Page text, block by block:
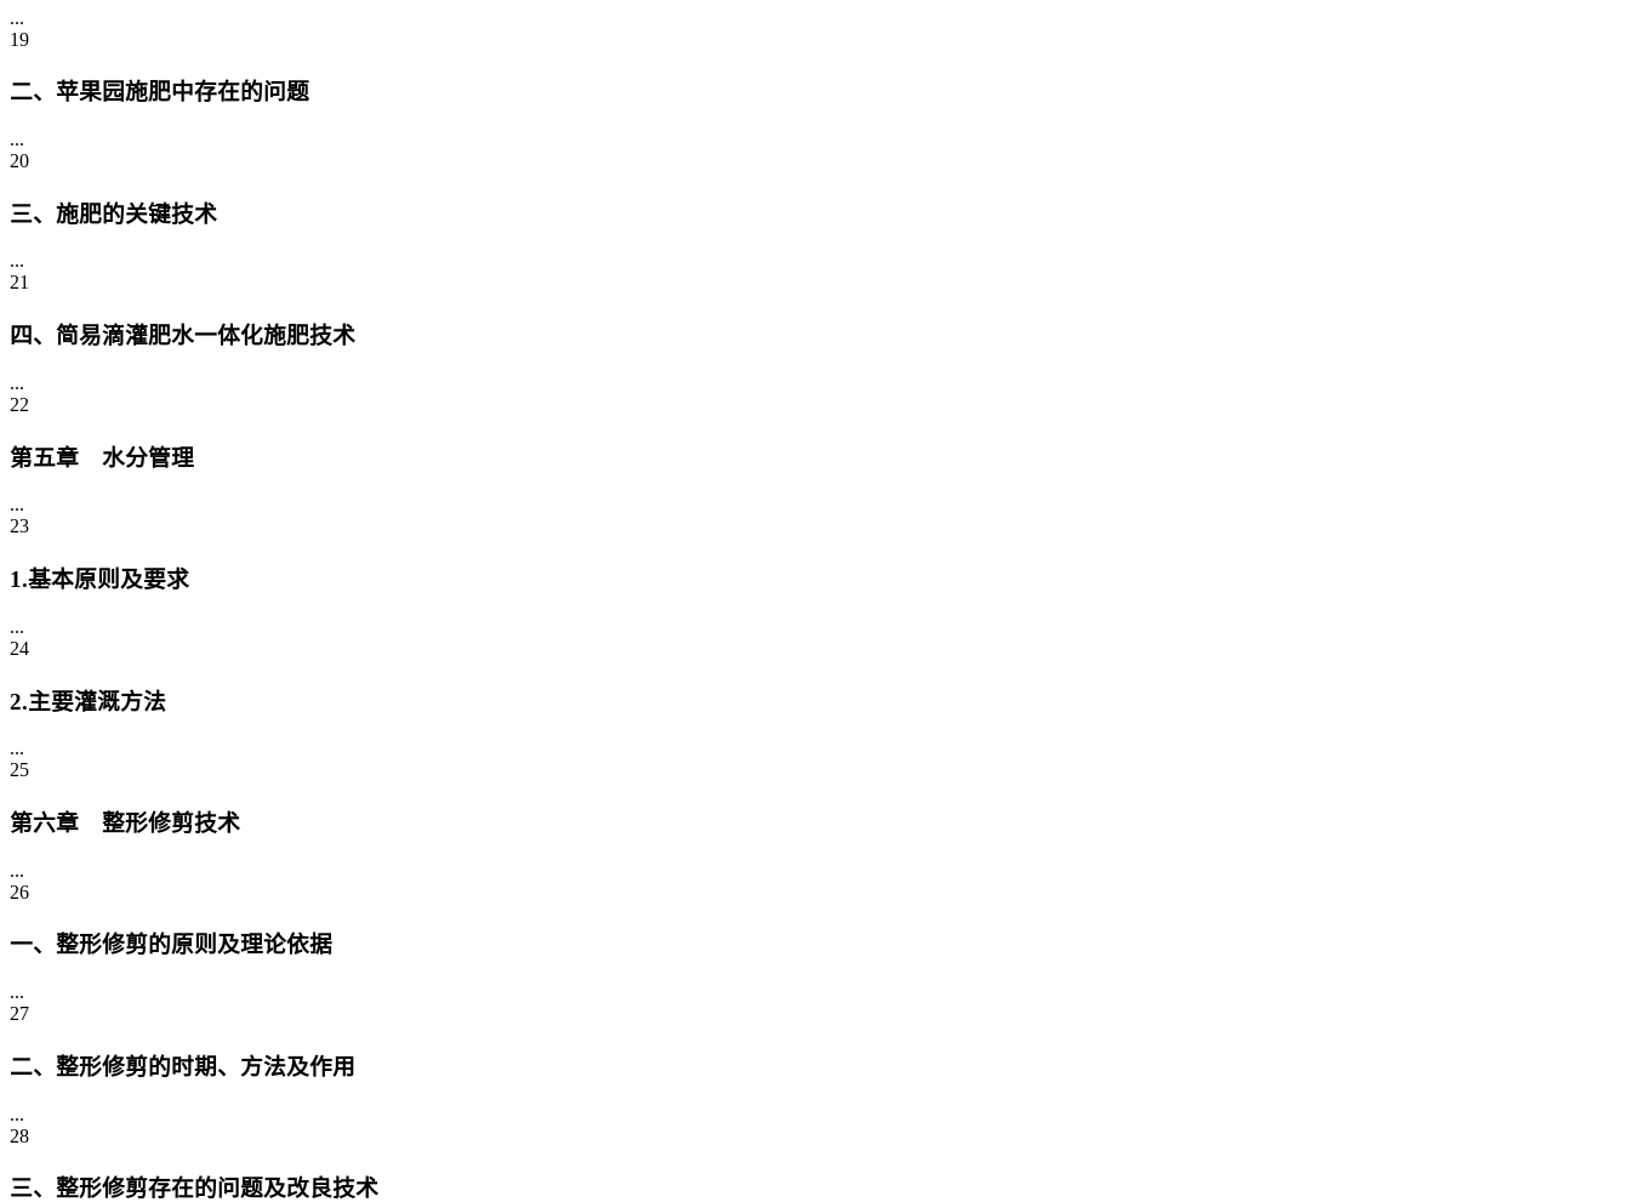
...
19
二、苹果园施肥中存在的问题
...
20
三、施肥的关键技术
...
21
四、简易滴灌肥水一体化施肥技术
...
22
第五章 水分管理
...
23
1.基本原则及要求
...
24
2.主要灌溉方法
...
25
第六章 整形修剪技术
...
26
一、整形修剪的原则及理论依据
...
27
二、整形修剪的时期、方法及作用
...
28
三、整形修剪存在的问题及改良技术